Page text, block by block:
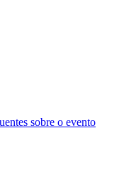
sobre o evento